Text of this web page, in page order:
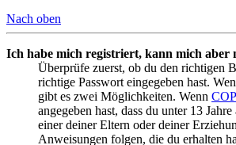
Nach oben
Ich habe mich registriert, kann mich aber
Überprüfe zuerst, ob du den richtigen
richtige Passwort eingegeben hast.
gibt es zwei Möglichkeiten. Wenn
angegeben hast, dass du unter 13
einer deiner Eltern oder deiner
Anweisungen folgen, die du erhalten